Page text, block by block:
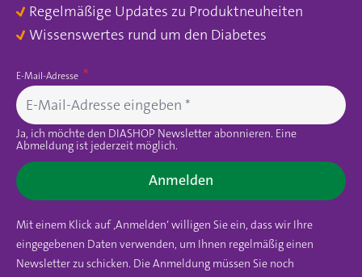
Regelmäßige Updates zu Produktneuheiten
Wissenswertes rund um den Diabetes
E-Mail-Adresse
Ja, ich möchte den DIASHOP Newsletter abonnieren. Eine
Abmeldung ist jederzeit möglich.
Anmelden
Mit einem Klick auf ‚Anmelden‘ willigen Sie ein, dass wir Ihre
eingegebenen Daten verwenden, um Ihnen regelmäßig einen
Newsletter zu schicken. Die Anmeldung müssen Sie noch